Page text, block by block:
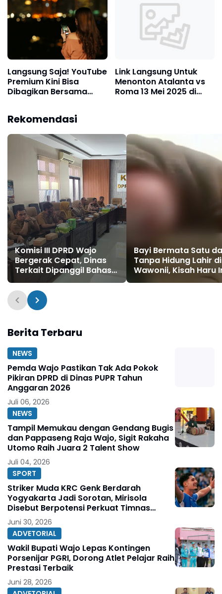
Langsung Saja! YouTube
Premium Kini Bisa
Dibagikan Bersama
Link Langsung Untuk
Menonton Atalanta vs
Roma 13 Mei 2025 di
Rekomendasi
Komisi III DPRD Wajo
Bergerak Cepat, Dinas
Terkait Dipanggil Bahas
Pelanggaran Sempadan
Jalan
Bayi Bermata Satu
Tanpa Hidung Lahir di
Wawonii, Kisah Haru
Viral di Media Sosial
Berita Terbaru
NEWS
Pemda Wajo Pastikan Tak Ada Pokok
Pikiran DPRD di Dinas PUPR Tahun
Anggaran 2026
Juli 06, 2026
NEWS
Tampil Memukau dengan Gendang Bugis
dan Pappaseng Raja Wajo, Sigit Rakaha
Utomo Raih Juara 2 Talent Show
Juli 04, 2026
SPORT
Striker Muda KRC Genk Berdarah
Yogyakarta Jadi Sorotan, Mirisola
Disebut Berpotensi Perkuat Timnas
Indonesia
Juni 30, 2026
ADVETORIAL
Wakil Bupati Wajo Lepas Kontingen
Porsenijar PGRI, Dorong Atlet Pelajar Raih
Prestasi Terbaik
Juni 28, 2026